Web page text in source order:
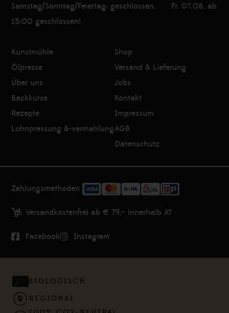
Samstag/Sonntag/Feiertag: geschlossen. Fr. 07.08. ab
15:00 geschlossen!
Kunstmühle
Ölpresse
Über uns
Backkurse
Rezepte
Lohnpressung &-vermahlung
Shop
Versand & Lieferung
Jobs
Kontakt
Impressum
AGB
Datenschutz
Zahlungsmethoden
Versandkostenfrei ab € 79,– innerhalb AT
Facebook Instagram
BIOLOGISCH
REGIONAL